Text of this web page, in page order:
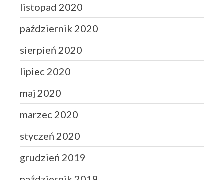
listopad 2020
październik 2020
sierpień 2020
lipiec 2020
maj 2020
marzec 2020
styczeń 2020
grudzień 2019